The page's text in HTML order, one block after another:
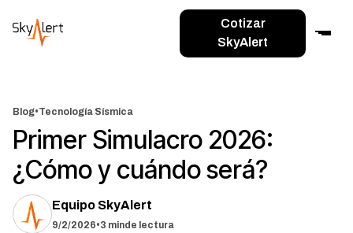
Cotizar
SkyAlert
Blog•Tecnología Sísmica
Primer Simulacro 2026:
¿Cómo y cuándo será?
Equipo SkyAlert
9/2/2026•3 minde lectura